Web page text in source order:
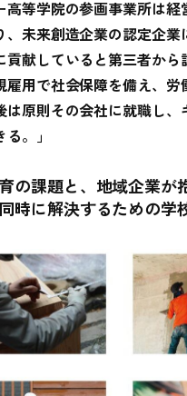
高等学院の参画事業所は経
、未来創造企業の認定企業
貢献していると第三者から
雇用で社会保障を備え、労
は原則その会社に就職し、
。」
の課題と、地域企業が
時に解決するための学